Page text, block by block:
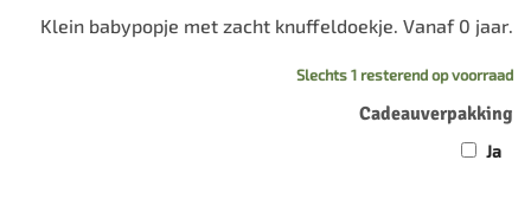
Klein babypopje met zacht knuffeldoekje. Vanaf 0 jaar.
Slechts 1 resterend op voorraad
Cadeauverpakking
Ja